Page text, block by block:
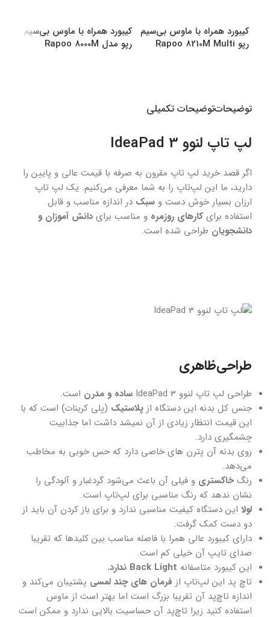
کیبورد همراه با ماوس بی‌سیم
رپو Rapoo 8210M Multi
کیبورد همراه با ماوس بی‌سیم
رپو مدل Rapoo 8000M
توضیحاتتوضیحات تکمیلی
لپ تاپ لنوو IdeaPad 3
اگر قصد خرید لپ تاپ مقرون به صرفه با قیمت عالی و پایین را
دارید، ما این لپ‌تاپ را به شما معرفی می‌کنیم. یک لپ تاپ
ارزان بسیار خوش دست و سبک در اندازه مناسب و قابل
استفاده برای کارهای روزمره و مناسب برای دانش آموزان و
دانشجویان طراحی شده است.
طراحی‌ظاهری
طراحی لپ تاپ لنوو IdeaPad 3 ساده و مدرن است.
جنس کل بدنه این دستگاه از پلاستیک (پلی کربنات) است که با
این قیمت انتظار زیادی از آن نمیشد داشت اما جذابیت
چشمگیری دارد.
روی بدنه آن پترن های خاصی دارد که حس خوبی به مخاطب
می‌دهد.
رنگخاکستری و فیلی آن باعث می‌شود گردغبار و آلودگی را
نشان ندهد که رنگ مناسبی برای لپ‌تاپ است.
لولا این دستگاه کیفیت مناسبی ندارد و برای باز کردن آن باید از
دو دست کمک گرفت.
دارای کیبورد عالی همرا با فاصله مناسب بین کلیدها که تقریبا
صدای تایپ آن خیلی کم است.
این کیبورد متاسفانه Back Light ندارد.
تاچ پد این لپ‌تاپ از فرمان های چند لمسی پشتیبان می‌کند و
اندازه تاچ‌پد آن تقریبا بزرگ است اما بهتر است از ماوس
استفاده کنید زیرا تاچ‌پد آن حساسیت بالایی ندارد و ممکن است